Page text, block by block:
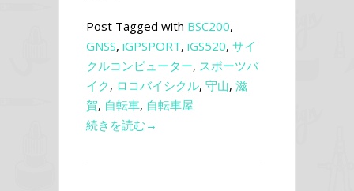
Post Tagged with BSC200,
GNSS, iGPSPORT, iGS520, サイ
クルコンピューター, スポーツバ
イク, ロコバイシクル, 守山, 滋
賀, 自転車, 自転車屋
続きを読む→